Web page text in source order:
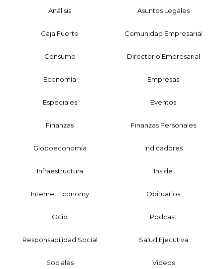
Análisis Asuntos Legales
Caja Fuerte Comunidad Empresarial
Consumo Directorio Empresarial
Economía Empresas
Especiales Eventos
Finanzas Finanzas Personales
Globoeconomía Indicadores
Infraestructura Inside
Internet Economy Obituarios
Ocio Podcast
Responsabilidad Social Salud Ejecutiva
Sociales Videos